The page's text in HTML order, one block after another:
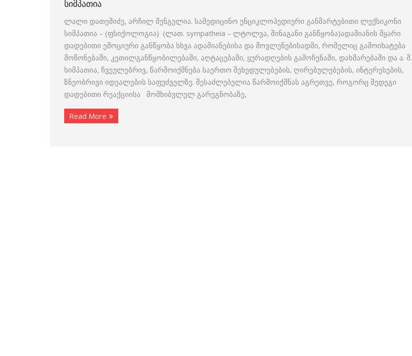
ᲡᲘᲛᲞᲐᲗᲘᲐ
ლალი დათეშიძე, არჩილ შენგელია. სამედიცინო ენციკლოპედიური განმარტებითი ლექსიკონი
სიმპათია – (ფსიქოლოგია) (ლათ. sympatheia – ლტოლვა, შინაგანი განწყობა)ადამიანის მყარი
დადებითი ემოციური განწყობა სხვა ადამიანებისა და მოვლენებისადმი, რომელიც გამოიხატება
მოწონებაში, კეთილგანწყობილებაში, აღტაცებაში, ყურადღების გამოჩენაში, დახმარებაში და ა. შ.
სიმპათია, ჩვეულებრივ, წარმოიქმნება საერთო შეხედულებების, ღირებულებების, ინტერესების,
ზნეობრივი იდეალების საფუძველზე. შესაძლებელია წარმოიქმნას აგრეთვე, როგორც შედეგი
დადებითი რეაქციისა მომხიბვლელ გარეგნობაზე,
Read More